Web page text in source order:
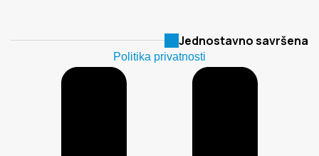
Jednostavno savršena
Politika privatnosti